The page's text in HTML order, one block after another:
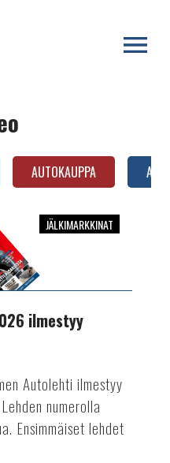
AUTOKAUPPA
JÄLKIMARKKINAT
ilmestyy
Autolehti ilmestyy
numerolla
Ensimmäiset lehdet